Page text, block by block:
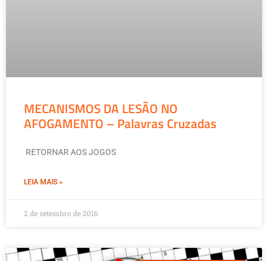
MECANISMOS DA LESÃO NO
AFOGAMENTO – Palavras Cruzadas
RETORNAR AOS JOGOS
LEIA MAIS »
2 de setembro de 2016